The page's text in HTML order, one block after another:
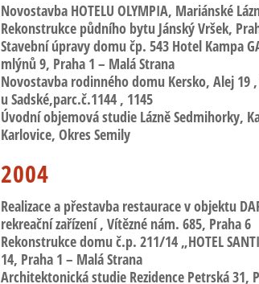
Novostavba HOTELU OLYMPIA, Mariánské
Rekonstrukce půdního bytu Jánský Vršek,
Stavební úpravy domu čp. 543 Hotel Kampa
mlýnů 9, Praha 1 – Malá Strana
Novostavba rodinného domu Kersko, Alej 19
u Sadské,parc.č.1144 , 1145
Úvodní objemová studie Lázně Sedmihorky,
Karlovice, Okres Semily
2004
Realizace a přestavba restaurace v objektu
rekreační zařízení, Vítězné nám. 685, Praha 6
Rekonstrukce domuč.p. 211/14 „HOTEL
14, Praha 1 – Malá Strana
Architektonická studie Rezidence Petrská 31,